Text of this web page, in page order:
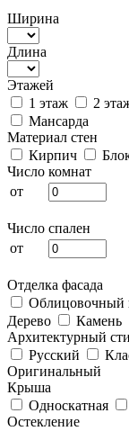
Ширина
Длина
Этажей
1 этаж
2
Мансарда
Материал стен
Кирпич
Число комнат
от
Число спален
от
Отделка фасада
Облицовочный
Дерево
Камень
Архитектурный
Русский
Оригинальный
Крыша
Односкатная
Остекление